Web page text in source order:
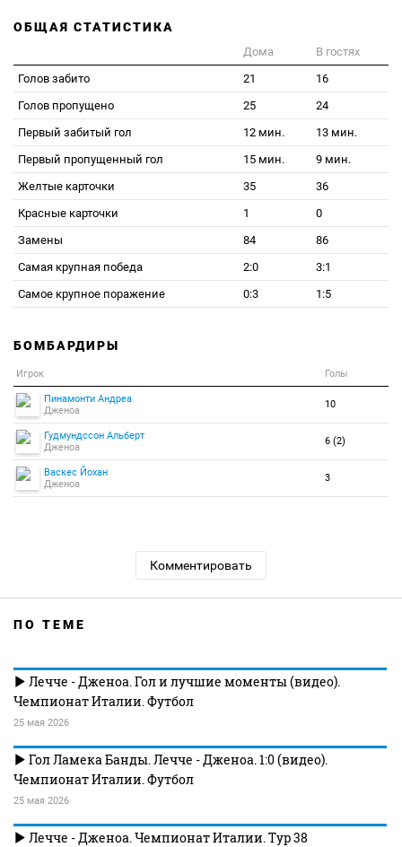
ОБЩАЯ СТАТИСТИКА
Дома
В гостях
Голов забито
21
16
Голов пропущено
25
24
Первый забитый гол
12 мин.
13 мин.
Первый пропущенный гол
15 мин.
9 мин.
Желтые карточки
35
36
Красные карточки
1
0
Замены
84
86
Самая крупная победа
2:0
3:1
Самое крупное поражение
0:3 1:5
БОМБАРДИРЫ
Игрок Голы
Пинамонти Андреа
Дженоа
10
Гудмундссон Альберт
Дженоа
6 (2)
Васкес Йохан
Дженоа
3
Комментировать
ПО ТЕМЕ
Лечче - Дженоа. Гол и лучшие моменты (видео).
Чемпионат Италии. Футбол
25 мая 2026
Гол Ламека Банды. Лечче - Дженоа. 1:0 (видео).
Чемпионат Италии. Футбол
25 мая 2026
Лечче - Дженоа. Чемпионат Италии. Тур 38